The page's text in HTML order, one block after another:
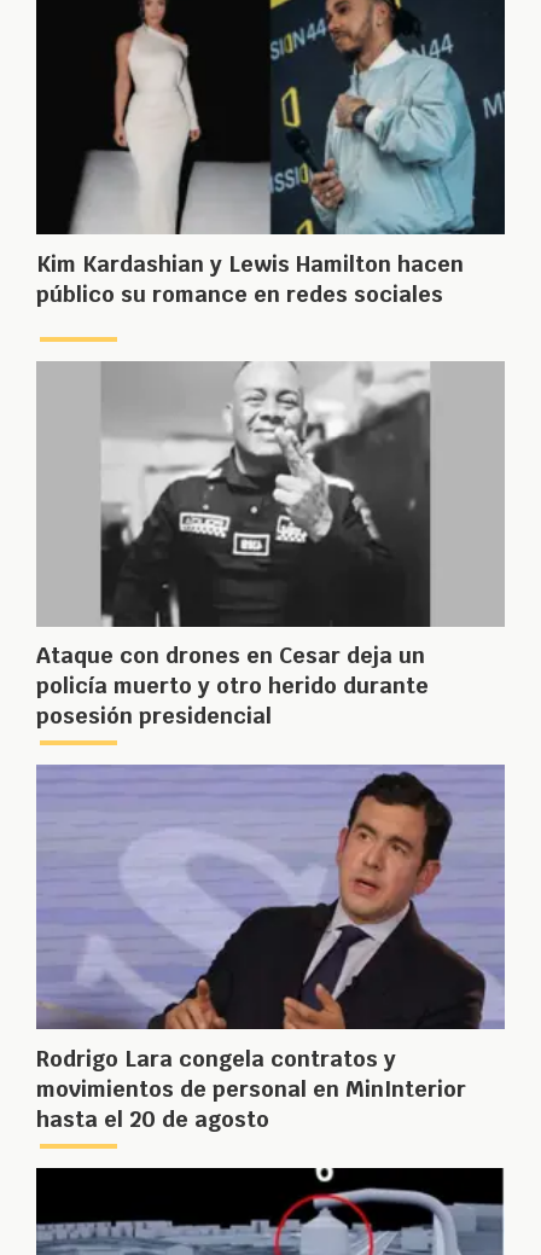
Kim Kardashian y Lewis Hamilton hacen
público su romance en redes sociales
Ataque con drones en Cesar deja un
policía muerto y otro herido durante
posesión presidencial
Rodrigo Lara congela contratos y
movimientos de personal en MinInterior
hasta el 20 de agosto